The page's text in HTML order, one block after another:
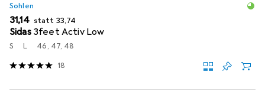
Sohlen
EUR
31,14 statt EUR
33,74
Sidas 3feet Activ Low
S L 46, 47, 48
18